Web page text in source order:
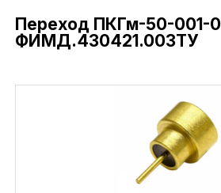
Переход ПКГм-50-001-
ФИМД.430421.003ТУ